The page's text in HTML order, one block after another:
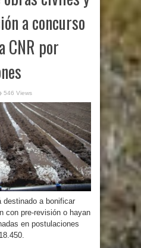
a concurso
CNR por
546 Views
destinado a bonificar
con pre-revisión o hayan
en postulaciones